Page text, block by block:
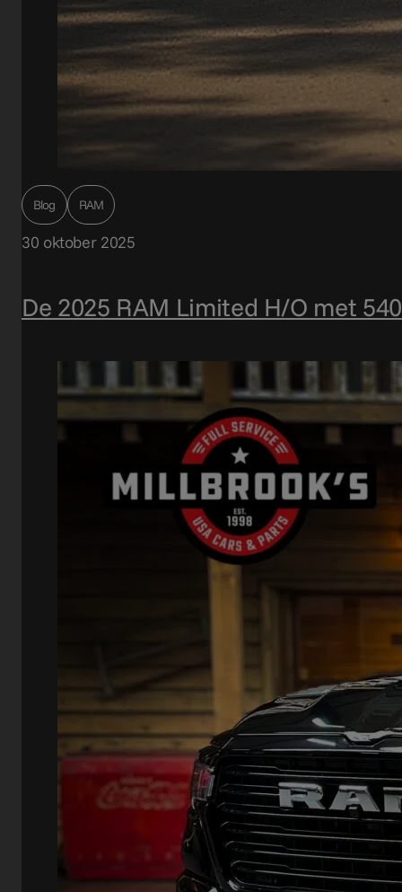
Blog RAM
30 oktober 2025
De 2025 RAM Limited H/O met